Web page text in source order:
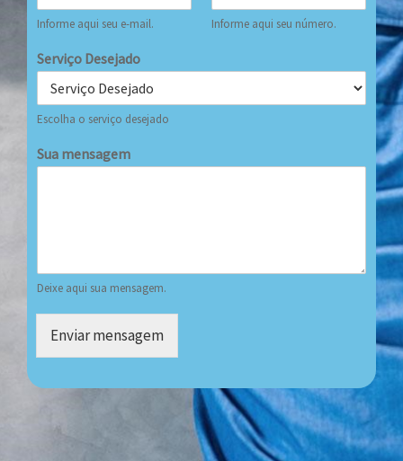
Informe aqui seu e-mail. Informe aqui seu número.
Serviço Desejado
Escolha o serviço desejado
Sua mensagem
Deixe aqui sua mensagem.
Enviar mensagem